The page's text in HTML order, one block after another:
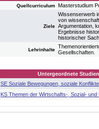
Quellcurriculum Masterstudium
Ziele
Wissenserwerb
von
Argumentation,
Ergebnisse
historischer
Lehrinhalte Gesellschaften.
Untergeordnete
SE Soziale Bewegungen, soziale
KS Themen der Wirtschafts-, Sozial-